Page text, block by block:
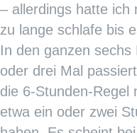
– allerdings hatte ich
zu lange schlafe bis
In den ganzen
oder drei Mal
die 6-Stunden-Regel
etwa ein oder zwei